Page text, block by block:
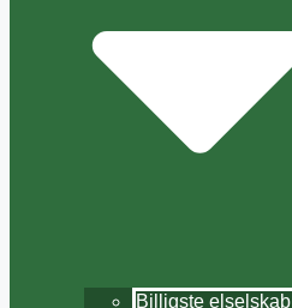
Billigste elselskab